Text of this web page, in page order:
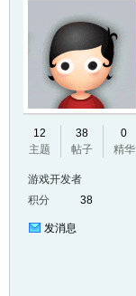
12
主题
38
帖子
0
精华
游戏开发者
积分
38
发消息